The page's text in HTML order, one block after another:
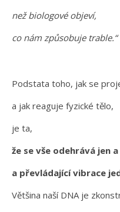
než biologové objeví,
co nám způsobuje trable.“
Podstata toho, jak se
a jak reaguje fyzické tělo,
je ta,
že se vše odehrává jen
a převládající vibrace
Většina naší DNA je